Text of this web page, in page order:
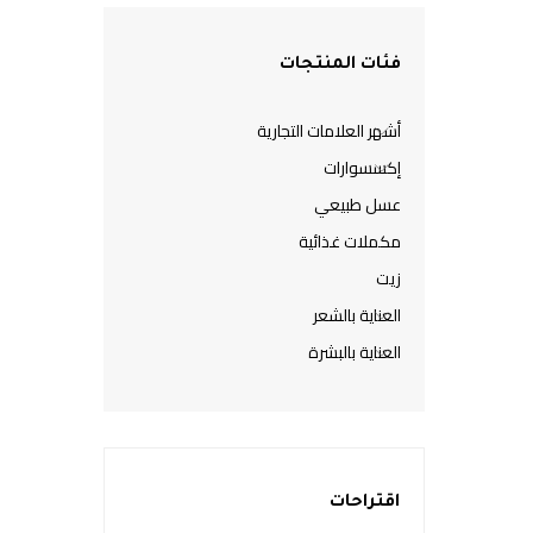
فئات المنتجات
أشهر العلامات التجارية
إكسسوارات
عسل طبيعي
مكملات غذائية
زيت
العناية بالشعر
العناية بالبشرة
اقتراحات